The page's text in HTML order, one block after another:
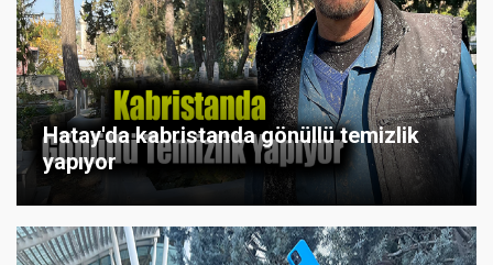
Hatay'da kabristanda gönüllü temizlik
yapıyor